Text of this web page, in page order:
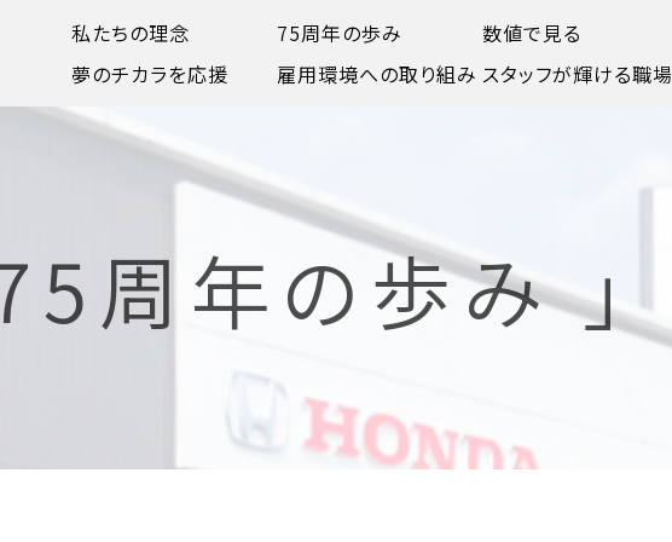
私たちの理念 75周年の歩み 数値で見る
夢のチカラを応援
雇用環境への取り組み スタッフが輝ける職場
周年の歩み 」